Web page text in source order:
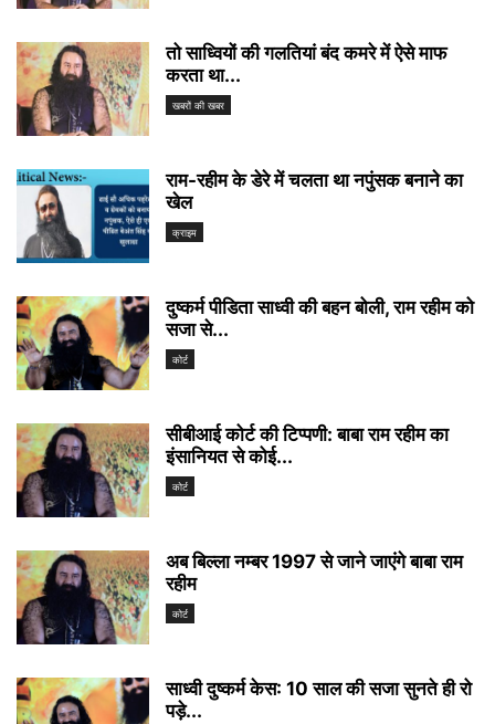
तो साध्वियों की गलतियां बंद कमरे में ऐसे माफ
करता था...
खबरों की खबर
राम-रहीम के डेरे में चलता था नपुंसक बनाने का
खेल
क्राइम
दुष्कर्म पीडिता साध्वी की बहन बोली, राम रहीम को
सजा से...
कोर्ट
सीबीआई कोर्ट की टिप्पणी: बाबा राम रहीम का
इंसानियत से कोई...
कोर्ट
अब बिल्ला नम्बर 1997 से जाने जाएंगे बाबा राम
रहीम
कोर्ट
साध्वी दुष्कर्म केस: 10 साल की सजा सुनते ही रो
पड़े...